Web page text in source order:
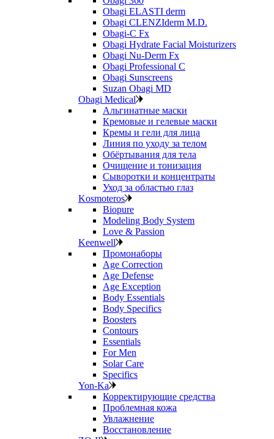
Obagi ELASTI derm
Obagi CLENZIderm M.D.
Obagi-C Fx
Obagi Hydrate Facial Moisturizers
Obagi Nu-Derm Fx
Obagi Professional C
Obagi Sunscreens
Suzan Obagi MD
Obagi Medical
Альгинатные маски
Кремовые и гелевые маски
Кремы и гели для лица
Линия по уходу за телом
Обёртывания для тела
Очищение и тонизация
Сыворотки и концентраты
Уход за областью глаз
Kosmoteros
Biopure
Modeling Body System
Love & Passion
Keenwell
Промонаборы
Age Correction
Age Defense
Age Exception
Body Essentials
Body Specifics
Boosters
Contours
Essentials
For Men
Solar Care
Specifics
Yon-Ka
Корректирующие средства
Проблемная кожа
Увлажнение
Восстановление